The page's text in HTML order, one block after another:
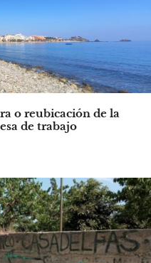
o reubicación de la
de trabajo